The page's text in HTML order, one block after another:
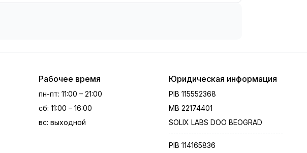
Рабочее время
пн-пт: 11:00 – 21:00
сб: 11:00 – 16:00
вс: выходной
Юридическая информация
PIB 115552368
MB 22174401
SOLIX LABS DOO BEOGRAD
PIB 114165836